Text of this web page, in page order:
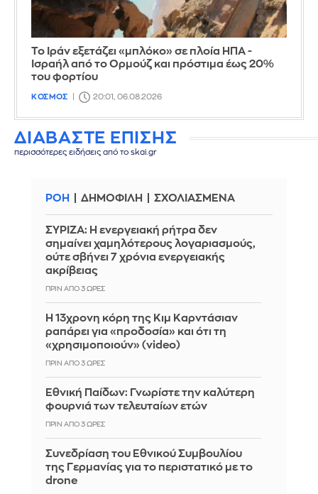
Το Ιράν εξετάζει «μπλόκο» σε πλοία ΗΠΑ -
Ισραήλ από το Ορμούζ και πρόστιμα έως 20%
του φορτίου
ΚΟΣΜΟΣ 20:01, 06.08.2026
ΔΙΑΒΑΣΤΕ ΕΠΙΣΗΣ
περισσότερες ειδήσεις από το skai.gr
ΡΟΗ ΔΗΜΟΦΙΛΗ ΣΧΟΛΙΑΣΜΕΝΑ
ΣΥΡΙΖΑ: Η ενεργειακή ρήτρα δεν
σημαίνει χαμηλότερους λογαριασμούς,
ούτε σβήνει 7 χρόνια ενεργειακής
ακρίβειας
ΠΡΙΝ ΑΠΌ 3 ΏΡΕΣ
Η 13χρονη κόρη της Κιμ Καρντάσιαν
ραπάρει για «προδοσία» και ότι τη
«χρησιμοποιούν» (video)
ΠΡΙΝ ΑΠΌ 3 ΏΡΕΣ
Εθνική Παίδων: Γνωρίστε την καλύτερη
φουρνιά των τελευταίων ετών
ΠΡΙΝ ΑΠΌ 3 ΏΡΕΣ
Συνεδρίαση του Εθνικού Συμβουλίου
της Γερμανίας για το περιστατικό με το
drone